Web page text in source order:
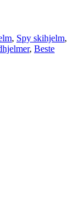
, Spy skihjelm,
, Beste